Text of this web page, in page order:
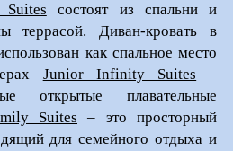
состоят из спальни и
террасой. Диван-кровать в
как спальное место
Junior Infinity Suites –
открытые плавательные
Suites – это просторный
для семейного отдыха и